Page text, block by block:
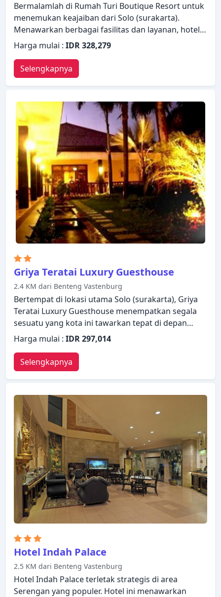
Bermalamlah di Rumah Turi Boutique Resort untuk
menemukan keajaiban dari Solo (surakarta).
Menawarkan berbagai fasilitas dan layanan, hotel
menyediakan semua yang Anda butuhkan untuk
bermalam dengan nyaman. Manfaatkan WiFi gratis
di semua kamar, resepsionis 24 jam, Wi-fi di tempat
umum, tempat parkir mobil, layanan kamar yang
disediakan hotel. Setiap kamar didesain dengan
elegan dan dilengkapi dengan fasilitas yang
berguna. Hibur diri Anda dengan fasilitas rekreasi
di hotel, termasuk spa, pijat, taman. Temukan
semua yang Solo (surakarta) tawarkan dengan
membuat Rumah Turi Boutique Resort sebagai
tempat persinggahan Anda.
Harga mulai : IDR 328,279
Selengkapnya
Griya Teratai Luxury Guesthouse
2.4 KM dari Benteng Vastenburg
Bertempat di lokasi utama Solo (surakarta), Griya
Teratai Luxury Guesthouse menempatkan segala
sesuatu yang kota ini tawarkan tepat di depan
pintu kamar Anda. Hotel ini menawarkan standar
pelayanan dan fasilitas yang tinggi untuk
memenuhi setiap kebutuhan semua wisatawan.
Layanan kamar 24 jam, WiFi gratis di semua kamar,
resepsionis 24 jam, Wi-fi di tempat umum, parkir
valet ada untuk kenikmatan para tamu.
Bersantailah di kamar Anda yang nyaman dan
beberapa kamar dilengkapi dengan fasilitas seperti
akses internet WiFi (gratis), kamar bebas asap
rokok, AC, meja tulis, balkon/teras. Hotel ini
menawarkan berbagai pilihan rekreasi. Apa pun
alasan Anda mengunjungi Solo (surakarta), Griya
Teratai Luxury Guesthouse akan membuat Anda
langsung merasa seperti di rumah.
Harga mulai : IDR 297,014
Selengkapnya
Hotel Indah Palace
2.5 KM dari Benteng Vastenburg
Hotel Indah Palace terletak strategis di area
Serengan yang populer. Hotel ini menawarkan